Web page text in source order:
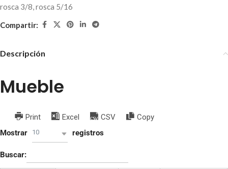
rosca 3/8,rosca 5/16
Compartir:
Descripción
Mueble
Print Excel CSV
Copy
Mostrar
10 registros
Buscar: